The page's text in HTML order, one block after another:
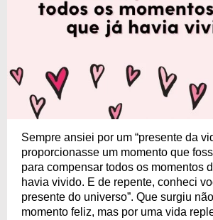
Sempre ansiei por um “presente da
proporcionasse um momento que
para compensar todos os momentos
havia vivido. E de repente, conheci
presente do universo”. Que surgiu
momento feliz, mas por uma vida